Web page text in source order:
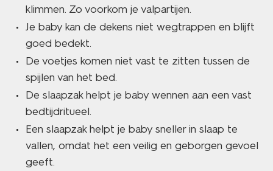
klimmen. Zo voorkom je valpartijen.
Je baby kan de dekens niet wegtrappen en blijft
goed bedekt.
De voetjes komen niet vast te zitten tussen de
spijlen van het bed.
De slaapzak helpt je baby wennen aan een vast
bedtijdritueel.
Een slaapzak helpt je baby sneller in slaap te
vallen, omdat het een veilig en geborgen gevoel
geeft.